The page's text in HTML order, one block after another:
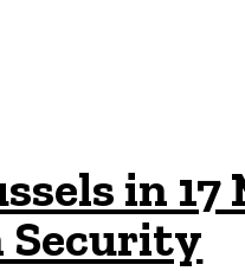
in
Security